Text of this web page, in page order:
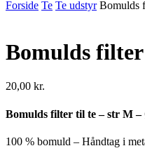
Forside Te Te udstyr Bomulds
Bomulds
20,00 kr.
Bomulds filter til te – str M
100 % bomuld – Håndtag i